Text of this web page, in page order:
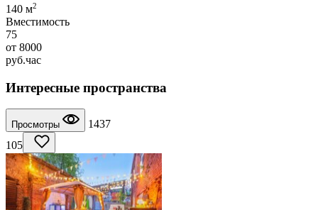
140 м2
Вместимость
75
от 8000
руб.час
Интересные пространства
Просмотры
1437
105